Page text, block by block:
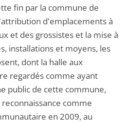
fin par la commune de
d'emplacements à
et des grossistes et la mise à
installations et moyens, les
dont la halle aux
regardés comme ayant
public de cette commune,
comme
en 2009, au